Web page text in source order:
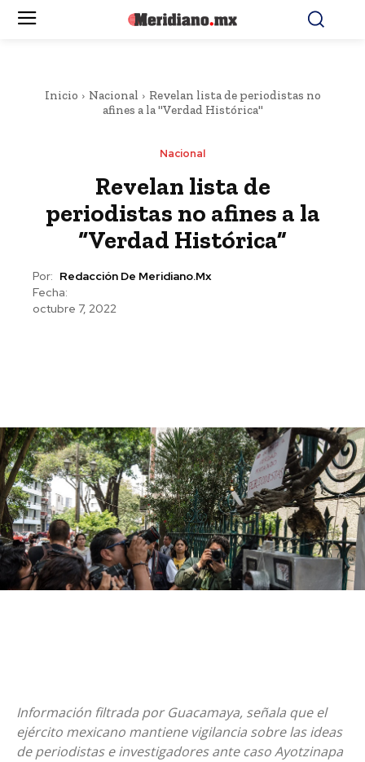
Inicio Nacional
Revelan lista de periodistas no
afines a la "Verdad Histórica"
Nacional
Revelan lista de
periodistas no afines a la
“Verdad Histórica”
Por: Redacción De Meridiano.mx
Fecha:
octubre 7, 2022
Información filtrada por Guacamaya, señala que el
ejército mexicano mantiene vigilancia sobre las ideas
de periodistas e investigadores ante caso Ayotzinapa